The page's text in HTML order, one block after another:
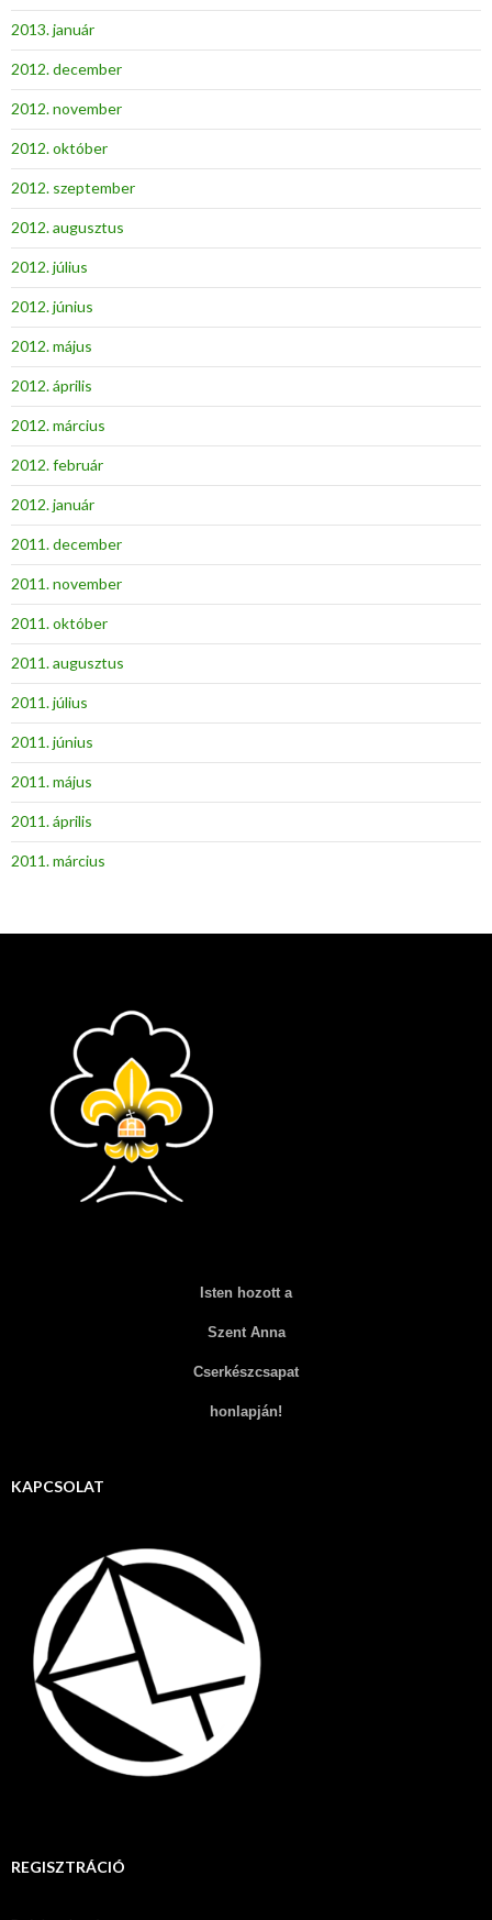
2013. január
2012. december
2012. november
2012. október
2012. szeptember
2012. augusztus
2012. július
2012. június
2012. május
2012. április
2012. március
2012. február
2012. január
2011. december
2011. november
2011. október
2011. augusztus
2011. július
2011. június
2011. május
2011. április
2011. március
Isten hozott a
Szent Anna
Cserkészcsapat
honlapján!
KAPCSOLAT
REGISZTRÁCIÓ